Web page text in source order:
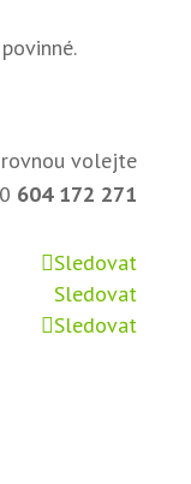
volejte
604 172 271
Sledovat
Sledovat
Sledovat